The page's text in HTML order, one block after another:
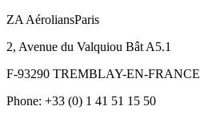
ZA AéroliansParis
2, Avenue du Valquiou Bât A5.1
F-93290 TREMBLAY-EN-FRANCE
Phone: +33 (0) 1 41 51 15 50